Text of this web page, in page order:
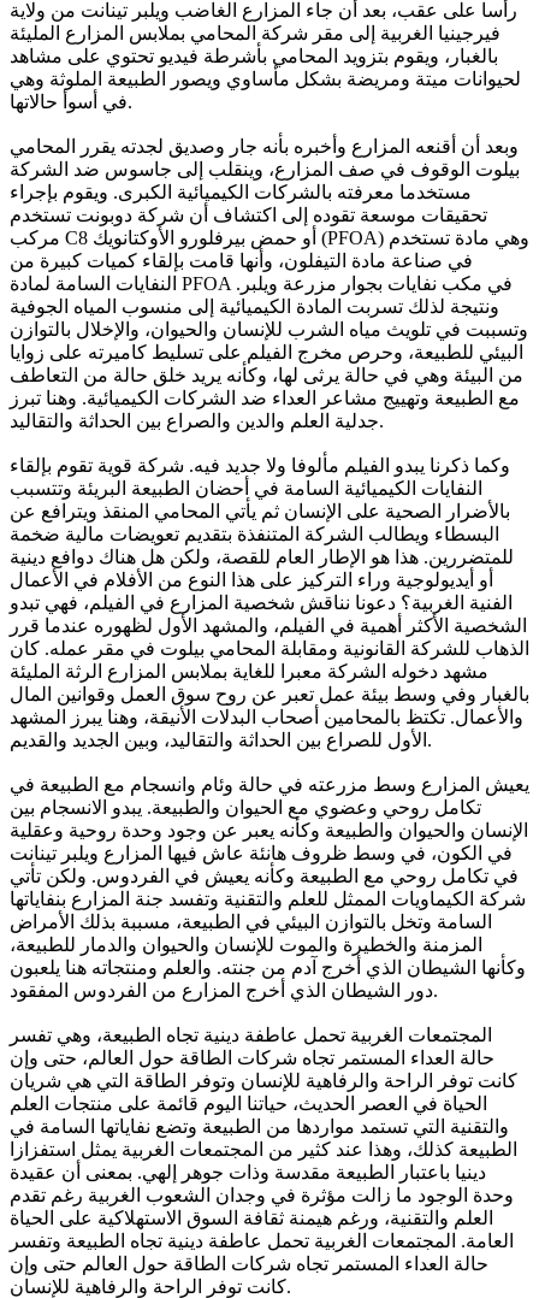
رأسا على عقب، بعد أن جاء المزارع الغاضب ويلبر تينانت من ولاية
فيرجينيا الغربية إلى مقر شركة المحامي بملابس المزارع المليئة
بالغبار، ويقوم بتزويد المحامي بأشرطة فيديو تحتوي على مشاهد
لحيوانات ميتة ومريضة بشكل مأساوي ويصور الطبيعة الملوثة وهي
في أسوأ حالاتها.
وبعد أن أقنعه المزارع وأخبره بأنه جار وصديق لجدته يقرر المحامي
بيلوت الوقوف في صف المزارع، وينقلب إلى جاسوس ضد الشركة
مستخدما معرفته بالشركات الكيميائية الكبرى. ويقوم بإجراء
تحقيقات موسعة تقوده إلى اكتشاف أن شركة دوبونت تستخدم
مركب C8 أو حمض بيرفلورو الأوكتانويك (PFOA) وهي مادة تستخدم
في صناعة مادة التيفلون، وأنها قامت بإلقاء كميات كبيرة من
النفايات السامة لمادة PFOA في مكب نفايات بجوار مزرعة ويلبر.
ونتيجة لذلك تسربت المادة الكيميائية إلى منسوب المياه الجوفية
وتسببت في تلويث مياه الشرب للإنسان والحيوان، والإخلال بالتوازن
البيئي للطبيعة، وحرص مخرج الفيلم على تسليط كاميرته على زوايا
من البيئة وهي في حالة يرثى لها، وكأنه يريد خلق حالة من التعاطف
مع الطبيعة وتهييج مشاعر العداء ضد الشركات الكيميائية. وهنا تبرز
جدلية العلم والدين والصراع بين الحداثة والتقاليد.
وكما ذكرنا يبدو الفيلم مألوفا ولا جديد فيه. شركة قوية تقوم بإلقاء
النفايات الكيميائية السامة في أحضان الطبيعة البريئة وتتسبب
بالأضرار الصحية على الإنسان ثم يأتي المحامي المنقذ ويترافع عن
البسطاء ويطالب الشركة المتنفذة بتقديم تعويضات مالية ضخمة
للمتضررين. هذا هو الإطار العام للقصة، ولكن هل هناك دوافع دينية
أو أيديولوجية وراء التركيز على هذا النوع من الأفلام في الأعمال
الفنية الغربية؟ دعونا نناقش شخصية المزارع في الفيلم، فهي تبدو
الشخصية الأكثر أهمية في الفيلم، والمشهد الأول لظهوره عندما قرر
الذهاب للشركة القانونية ومقابلة المحامي بيلوت في مقر عمله. كان
مشهد دخوله الشركة معبرا للغاية بملابس المزارع الرثة المليئة
بالغبار وفي وسط بيئة عمل تعبر عن روح سوق العمل وقوانين المال
والأعمال. تكتظ بالمحامين أصحاب البدلات الأنيقة، وهنا يبرز المشهد
الأول للصراع بين الحداثة والتقاليد، وبين الجديد والقديم.
يعيش المزارع وسط مزرعته في حالة وئام وانسجام مع الطبيعة في
تكامل روحي وعضوي مع الحيوان والطبيعة. يبدو الانسجام بين
الإنسان والحيوان والطبيعة وكأنه يعبر عن وجود وحدة روحية وعقلية
في الكون، في وسط ظروف هانئة عاش فيها المزارع ويلبر تينانت
في تكامل روحي مع الطبيعة وكأنه يعيش في الفردوس. ولكن تأتي
شركة الكيماويات الممثل للعلم والتقنية وتفسد جنة المزارع بنفاياتها
السامة وتخل بالتوازن البيئي في الطبيعة، مسببة بذلك الأمراض
المزمنة والخطيرة والموت للإنسان والحيوان والدمار للطبيعة،
وكأنها الشيطان الذي أخرج آدم من جنته. والعلم ومنتجاته هنا يلعبون
دور الشيطان الذي أخرج المزارع من الفردوس المفقود.
المجتمعات الغربية تحمل عاطفة دينية تجاه الطبيعة، وهي تفسر
حالة العداء المستمر تجاه شركات الطاقة حول العالم، حتى وإن
كانت توفر الراحة والرفاهية للإنسان وتوفر الطاقة التي هي شريان
الحياة في العصر الحديث، حياتنا اليوم قائمة على منتجات العلم
والتقنية التي تستمد مواردها من الطبيعة وتضع نفاياتها السامة في
الطبيعة كذلك، وهذا عند كثير من المجتمعات الغربية يمثل استفزازا
دينيا باعتبار الطبيعة مقدسة وذات جوهر إلهي. بمعنى أن عقيدة
وحدة الوجود ما زالت مؤثرة في وجدان الشعوب الغربية رغم تقدم
العلم والتقنية، ورغم هيمنة ثقافة السوق الاستهلاكية على الحياة
العامة. المجتمعات الغربية تحمل عاطفة دينية تجاه الطبيعة وتفسر
حالة العداء المستمر تجاه شركات الطاقة حول العالم حتى وإن
كانت توفر الراحة والرفاهية للإنسان.